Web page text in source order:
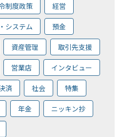
制度政策 経営
システム 預金
資産管理 取引先支援
営業店 インタビュー
済 社会 特集
年金 ニッキン抄